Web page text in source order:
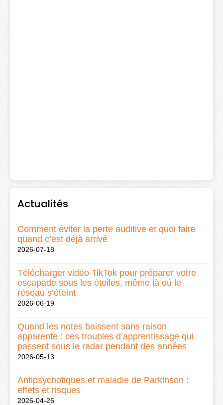
Actualités
Comment éviter la perte auditive et quoi faire
quand c’est déjà arrivé
2026-07-18
Télécharger vidéo TikTok pour préparer votre
escapade sous les étoiles, même là où le
réseau s’éteint
2026-06-19
Quand les notes baissent sans raison
apparente : ces troubles d’apprentissage qui
passent sous le radar pendant des années
2026-05-13
Antipsychotiques et maladie de Parkinson :
effets et risques
2026-04-26